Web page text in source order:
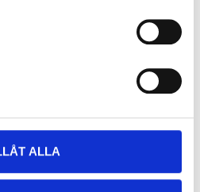
ALLA
and our terms.
also bought